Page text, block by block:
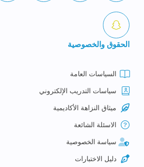
الحقوق والخصوصية
السياسات العامة
سياسات التدريب الإلكتروني
ميثاق النزاهة الأكاديمية
الاسئلة الشائعة
سياسة الخصوصية
دليل الاختبارات